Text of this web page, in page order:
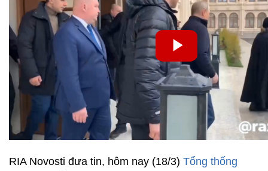
RIA Novosti đưa tin, hôm nay (18/3) Tổng thống